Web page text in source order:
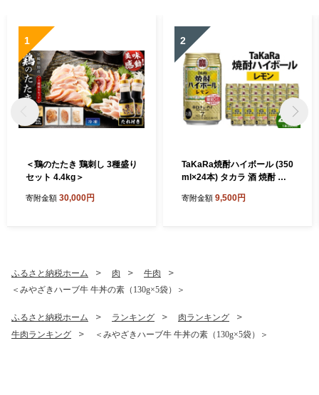
1
＜鶏のたたき 鶏刺し 3種盛り
セット 4.4kg＞
寄附金額 30,000円
2
TaKaRa焼酎ハイボール (350
ml×24本) タカラ 酒 焼酎 チ
気 おすすめ ギフト
寄附金額 9,500円
ふるさと納税ホーム 肉
牛肉
＜みやざきハーブ牛 牛丼の素（130g×5袋）＞
ふるさと納税ホーム ランキング
肉ランキング
牛肉ランキング
＜みやざきハーブ牛 牛丼の素（130g×5袋）＞